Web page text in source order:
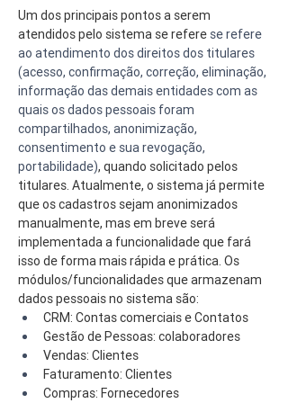
Um dos principais pontos a serem
atendidos pelo sistema se refere se refere
ao atendimento dos direitos dos titulares
(acesso, confirmação, correção, eliminação,
informação das demais entidades com as
quais os dados pessoais foram
compartilhados, anonimização,
consentimento e sua revogação,
portabilidade), quando solicitado pelos
titulares. Atualmente, o sistema já permite
que os cadastros sejam anonimizados
manualmente, mas em breve será
implementada a funcionalidade que fará
isso de forma mais rápida e prática. Os
módulos/funcionalidades que armazenam
dados pessoais no sistema são:
CRM: Contas comerciais e Contatos
Gestão de Pessoas: colaboradores
Vendas: Clientes
Faturamento: Clientes
Compras: Fornecedores